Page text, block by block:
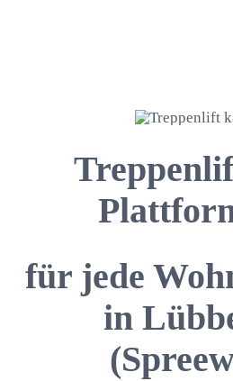
für jede
in